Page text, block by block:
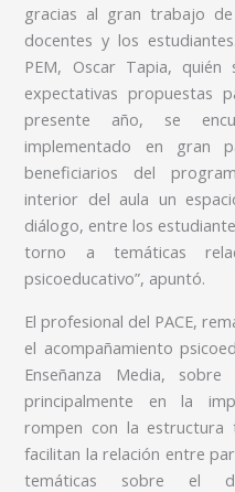
gracias al gran trabajo
docentes y los
PEM, Oscar Tapia,
expectativas propuestas
presente año, se
implementado en gran
beneficiarios del
interior del aula un
diálogo, entre los
torno a temáticas
psicoeducativo”, apuntó.
El profesional del PACE,
el acompañamiento
Enseñanza Media,
principalmente en la
rompen con la estructura
facilitan la relación entre
temáticas sobre el